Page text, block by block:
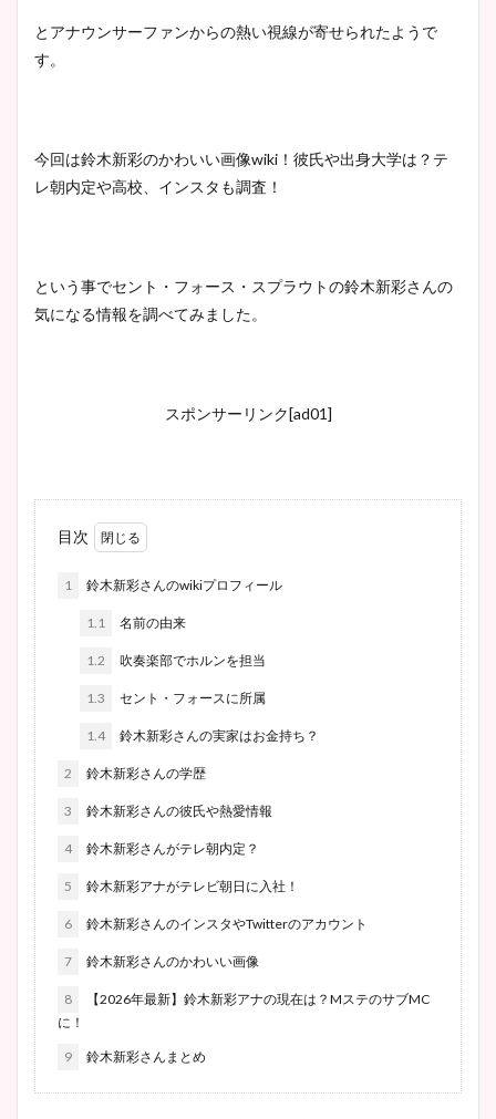
とアナウンサーファンからの熱い視線が寄せられたようで
す。
今回は鈴木新彩のかわいい画像wiki！彼氏や出身大学は？テ
レ朝内定や高校、インスタも調査！
という事でセント・フォース・スプラウトの鈴木新彩さんの
気になる情報を調べてみました。
スポンサーリンク[ad01]
目次
1 鈴木新彩さんのwikiプロフィール
1.1 名前の由来
1.2 吹奏楽部でホルンを担当
1.3 セント・フォースに所属
1.4 鈴木新彩さんの実家はお金持ち？
2 鈴木新彩さんの学歴
3 鈴木新彩さんの彼氏や熱愛情報
4 鈴木新彩さんがテレ朝内定？
5 鈴木新彩アナがテレビ朝日に入社！
6 鈴木新彩さんのインスタやTwitterのアカウント
7 鈴木新彩さんのかわいい画像
8
【2026年最新】鈴木新彩アナの現在は？MステのサブMC
に！
9 鈴木新彩さんまとめ